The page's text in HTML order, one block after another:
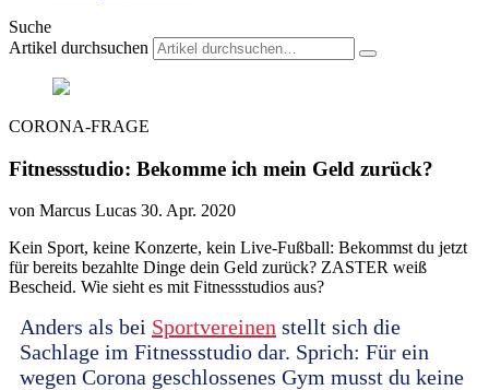
Suche
Artikel durchsuchen
CORONA-FRAGE
Fitnessstudio: Bekomme ich mein Geld zurück?
von Marcus Lucas 30. Apr. 2020
Kein Sport, keine Konzerte, kein Live-Fußball: Bekommst du jetzt
für bereits bezahlte Dinge dein Geld zurück? ZASTER weiß
Bescheid. Wie sieht es mit Fitnessstudios aus?
Anders als bei Sportvereinen stellt sich die
Sachlage im Fitnessstudio dar. Sprich: Für ein
wegen Corona geschlossenes Gym musst du keine